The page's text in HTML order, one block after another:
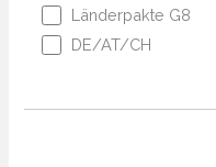
Länderpakte G8
DE/AT/CH